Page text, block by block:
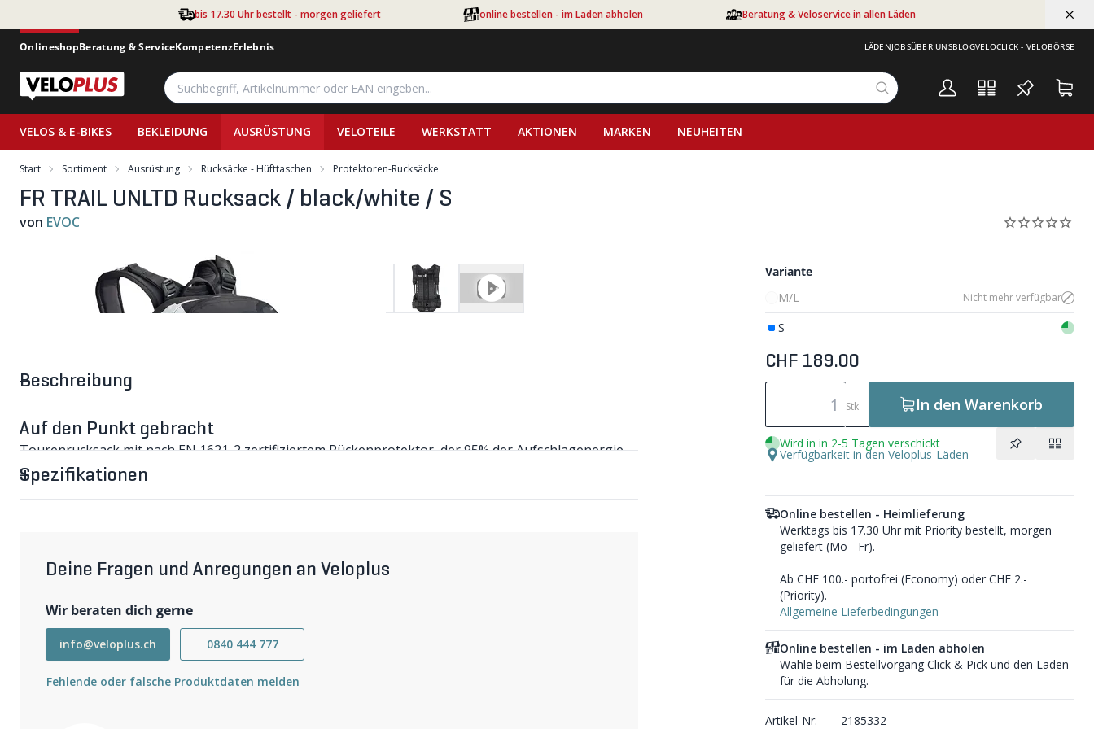
bis 17.30 Uhr bestellt - morgen geliefert online bestellen - im Laden abholen Beratung & Veloservice in allen Läden
OnlineshopBeratung & ServiceKompetenzErlebnis LÄDENJOBSÜBER UNSBLOGVELOCLICK - VELOBÖRSE
VELOS & E-BIKES BEKLEIDUNG AUSRÜSTUNG VELOTEILE WERKSTATT AKTIONEN MARKEN NEUHEITEN
Start Sortiment Ausrüstung Rucksäcke - Hüfttaschen Protektoren-Rucksäcke
FR TRAIL UNLTD Rucksack / black/white / S
von EVOC
Beschreibung
Auf den Punkt gebracht
Tourenrucksack mit nach EN 1621-2 zertifiziertem Rücken­protektor, der 95% der Aufschlagenergie
absorbiert.
FR TRAIL UNLTD Rucksack im Detail
Rückenprotektor nach EN 1621-2, der 95% der Aufschlagenergie absorbiert. Hauptfach mit RV-
boden. Das Tragsystem mit konturierten Tragriemen, Brust- und breitem Klett-Hüftgurt sorgt für
ausgezeichneten Sitz, wenn es offroad so richtig zur Sache geht. Regenhülle mit Reflektor­logo. Das
Wichtigste Eigenschaften
Rückenprotektor EN 1621-2 + TÜV/GS zertifiziertem
Atmungsaktives Liteshield-System-Air-Rückenteil
Atmungsaktiver Airo-Flex-Hüftgürtel mit Klettverschluss
Brust- und Hüftgurt
Vorbereitet für Trinksystem, inkl. Schlauchhalterung
Spezifikationen
Deine Fragen und Anregungen an Veloplus
Wir beraten dich gerne
info@veloplus.ch 0840 444 777
Fehlende oder falsche Produktdaten melden
Variante
M/L
Nicht mehr verfügbar
S
CHF 189.00
Stk In den Warenkorb
Wird in in 2-5 Tagen verschickt
Verfügbarkeit in den Veloplus-Läden
Online bestellen - Heimlieferung
Werktags bis 17.30 Uhr mit Priority bestellt, morgen
geliefert (Mo - Fr).
Ab CHF 100.- portofrei (Economy) oder CHF 2.-
(Priority).
Allgemeine Lieferbedingungen
Online bestellen - im Laden abholen
Wähle beim Bestellvorgang Click & Pick und den Laden
für die Abholung.
Artikel-Nr:
2185332